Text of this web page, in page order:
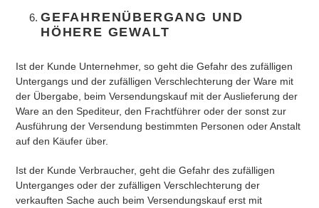
GEFAHRENÜBERGANG UND
HÖHERE GEWALT
Ist der Kunde Unternehmer, so geht die Gefahr des zufälligen
Untergangs und der zufälligen Verschlechterung der Ware mit
der Übergabe, beim Versendungskauf mit der Auslieferung der
Ware an den Spediteur, den Frachtführer oder der sonst zur
Ausführung der Versendung bestimmten Personen oder Anstalt
auf den Käufer über.
Ist der Kunde Verbraucher, geht die Gefahr des zufälligen
Unterganges oder der zufälligen Verschlechterung der
verkauften Sache auch beim Versendungskauf erst mit